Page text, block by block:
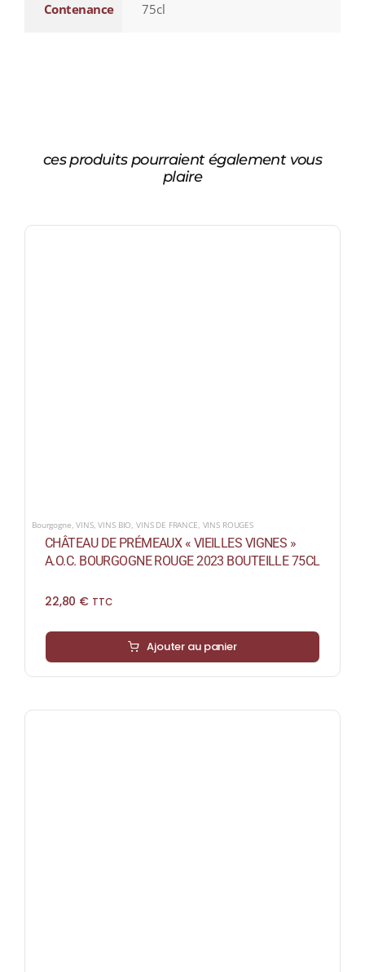
Contenance 75cl
ces produits pourraient également vous
plaire
Bourgogne ,VINS,VINS BIO VINS DE FRANCE VINS ROUGES
CHÂTEAU DE PRÉMEAUX « VIEILLES VIGNES »
A.O.C. BOURGOGNE ROUGE 2023 BOUTEILLE 75CL
22,80 € TTC
Ajouter au panier